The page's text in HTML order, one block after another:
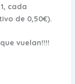
cada
de 0,50€).
vuelan!!!!